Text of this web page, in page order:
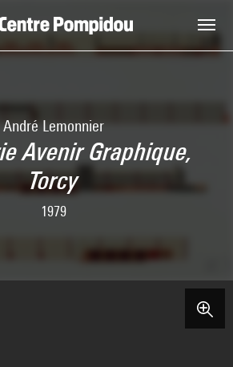
André Lemonnier
Avenir Graphique,
Torcy
1979